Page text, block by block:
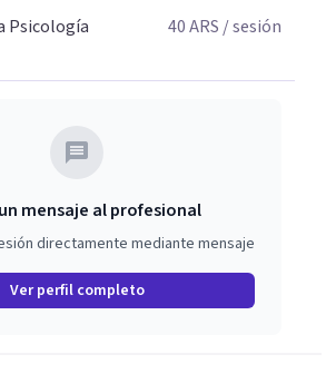
Psicología
40ARS / sesión
mensaje al profesional
directamente mediante mensaje
Ver perfil completo